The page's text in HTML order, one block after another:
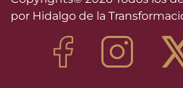
por Hidalgo de la